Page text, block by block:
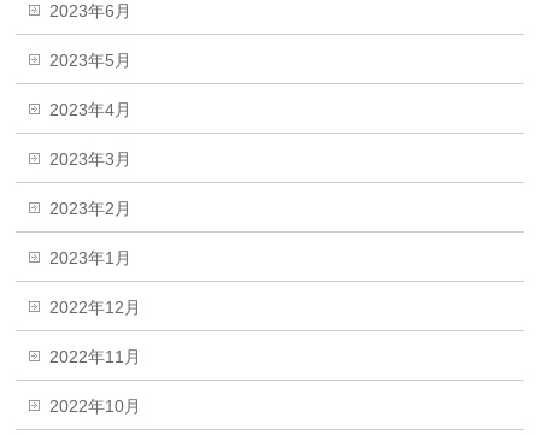
2023年6月
2023年5月
2023年4月
2023年3月
2023年2月
2023年1月
2022年12月
2022年11月
2022年10月